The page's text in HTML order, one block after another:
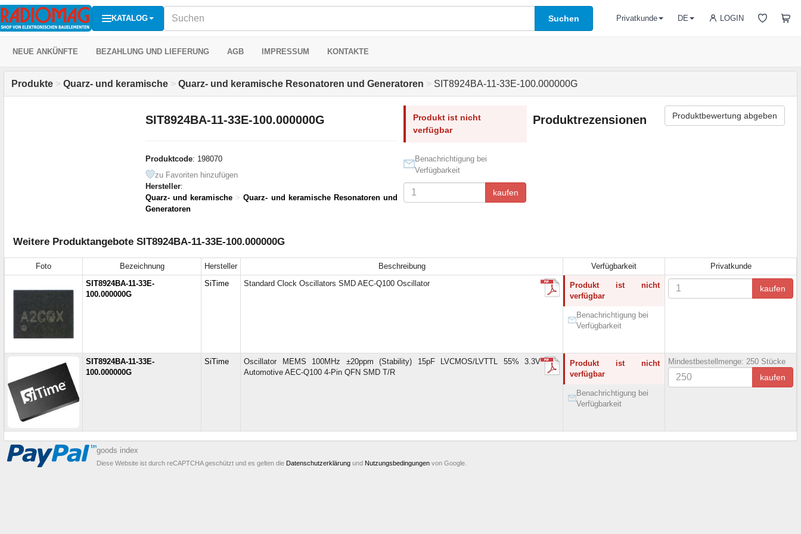
KATALOG Suchen LOGIN
Privatkunde DE
NEUE ANKÜNFTE BEZAHLUNG UND LIEFERUNG AGB IMPRESSUM KONTAKTE
Produkte > Quarz- und keramische > Quarz- und keramische Resonatoren und Generatoren > SIT8924BA-11-33E-100.000000G
SIT8924BA-11-33E-100.000000G
Produktcode: 198070
zu Favoriten hinzufügen
Hersteller:
Quarz- und keramische > Quarz- und keramische Resonatoren und
Generatoren
Produkt ist nicht
verfügbar
Benachrichtigung bei
Verfügbarkeit
kaufen
Produktrezensionen Produktbewertung abgeben
Weitere Produktangebote SIT8924BA-11-33E-100.000000G
Foto Bezeichnung Hersteller Beschreibung Verfügbarkeit
Privatkunde
SIT8924BA-11-33E-
100.000000G
SiTime Standard Clock Oscillators SMD AEC-Q100 Oscillator
Produkt ist nicht
verfügbar
Benachrichtigung bei
Verfügbarkeit
kaufen
SIT8924BA-11-33E-
100.000000G
SiTime
Oscillator MEMS 100MHz ±20ppm (Stability) 15pF LVCMOS/LVTTL 55% 3.3V
Automotive AEC-Q100 4-Pin QFN SMD T/R
Produkt ist nicht
verfügbar
Benachrichtigung bei
Verfügbarkeit
Mindestbestellmenge: 250 Stücke
kaufen
goods index
Diese Website ist durch reCAPTCHA geschützt und es gelten die Datenschutzerklärung und Nutzungsbedingungen von Google.